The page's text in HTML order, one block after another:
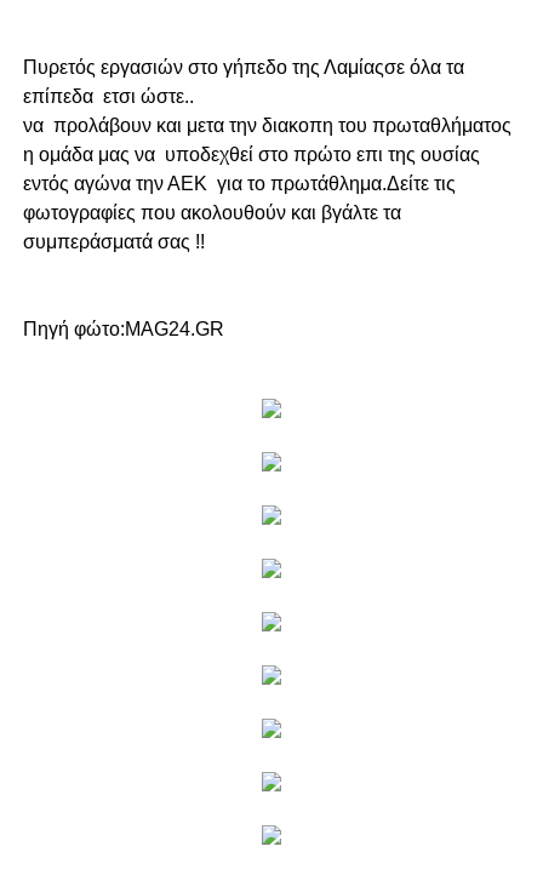
Πυρετός εργασιών στο γήπεδο της Λαμίαςσε όλα τα
επίπεδα ετσι ώστε..
να προλάβουν και μετα την διακοπη του πρωταθλήματος
η ομάδα μας να υποδεχθεί στο πρώτο επι της ουσίας
εντός αγώνα την ΑΕΚ για το πρωτάθλημα.Δείτε τις
φωτογραφίες που ακολουθούν και βγάλτε τα
συμπεράσματά σας !!
Πηγή φώτο:MAG24.GR